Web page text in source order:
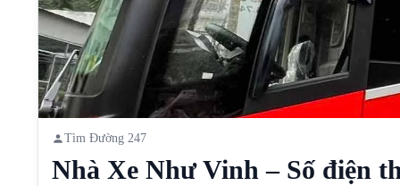
Tìm Đường 247
Nhà Xe Như Vinh – Số điện